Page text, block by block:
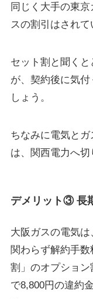
同じく大手の東
スの割引はされて
セット割と聞く
が、契約後に気
しょう。
ちなみに電気と
は、 関西電力へ
デメリット③ 長
大阪ガスの電気
関わらず解約手
割」のオプション
で8,800円の違約